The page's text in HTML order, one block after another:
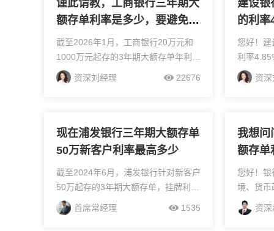
谨此请教，工商银行三年期大
额存单利率是多少，要避免哪
些坑？
截至2026年1月，工商银行20万元和
1000万元起存的3年期大额存单年利率
均为3.85%；不过在2026年银行“开门
红”活动中，20万元起存的三年期大额
资深刘经理 22676
建设银
的利
绍下
您好！
利率
环境中
额存单
资
现在浦发银行三年期大额存单
50万新客户利率最高多少
截至2024年6月，浦发银行针对新客户
50万起存的3年期大额存单，挂牌利率
为3.15%（年化，单利）。这是银行面
向“新客户”或“潜力客户”的专属利率，
首席常经理 1535
我想问
额存单
呀？
您好！
境、货币
准确判
个时间
资